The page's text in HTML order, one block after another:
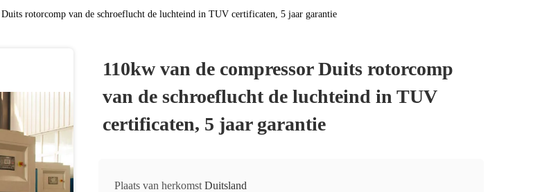
Duits rotorcomp van de schroeflucht de luchteind in TUV certificaten, 5 jaar garantie
110kw van de compressor Duits rotorcomp
van de schroeflucht de luchteind in TUV
certificaten, 5 jaar garantie
Plaats van herkomst Duitsland